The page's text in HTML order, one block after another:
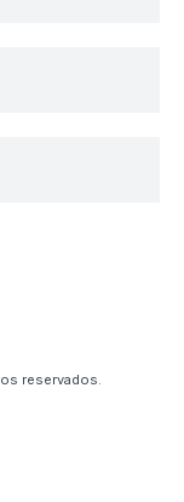
reservados.